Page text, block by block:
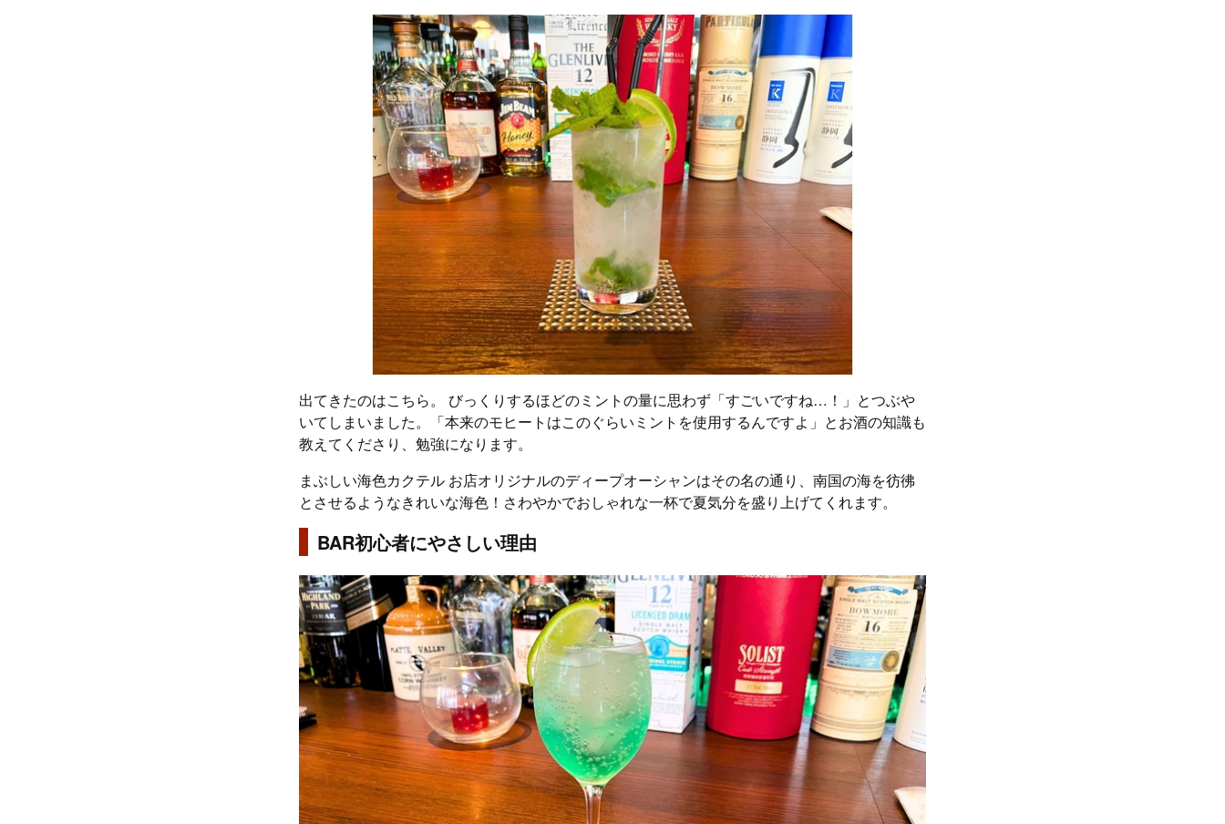
出てきたのはこちら。 びっくりするほどのミントの量に思わず「すごいですね…！」とつぶや
いてしまいました。「本来のモヒートはこのぐらいミントを使用するんですよ」とお酒の知識も
教えてくださり、勉強になります。
まぶしい海色カクテル お店オリジナルのディープオーシャンはその名の通り、南国の海を彷彿
とさせるようなきれいな海色！さわやかでおしゃれな一杯で夏気分を盛り上げてくれます。
BAR初心者にやさしい理由